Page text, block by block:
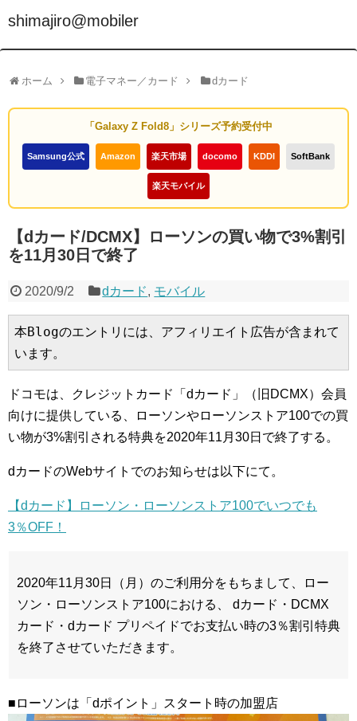
shimajiro@mobiler
ホーム 電子マネー／カード dカード
「Galaxy Z Fold8」シリーズ予約受付中
Samsung公式 Amazon 楽天市場 docomo KDDI SoftBank
楽天モバイル
【dカード/DCMX】ローソンの買い物で3%割引
を11月30日で終了
2020/9/2 dカード, モバイル
本Blogのエントリには、アフィリエイト広告が含まれて
います。
ドコモは、クレジットカード「dカード」（旧DCMX）会員
向けに提供している、ローソンやローソンストア100での買
い物が3%割引される特典を2020年11月30日で終了する。
dカードのWebサイトでのお知らせは以下にて。
【dカード】ローソン・ローソンストア100でいつでも
3％OFF！
2020年11月30日（月）のご利用分をもちまして、ロー
ソン・ローソンストア100における、 dカード・DCMX
カード・dカード プリペイドでお支払い時の3％割引特典
を終了させていただきます。
■ローソンは「dポイント」スタート時の加盟店